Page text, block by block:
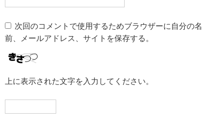
次回のコメントで使用するためブラウザーに自分の名
前、メールアドレス、サイトを保存する。
上に表示された文字を入力してください。